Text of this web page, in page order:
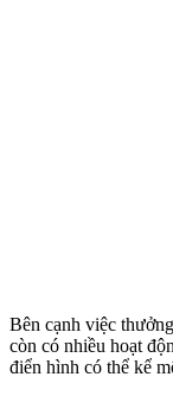
Bên cạnh việc
còn có nhiều hoạt
điển hình có thể kể